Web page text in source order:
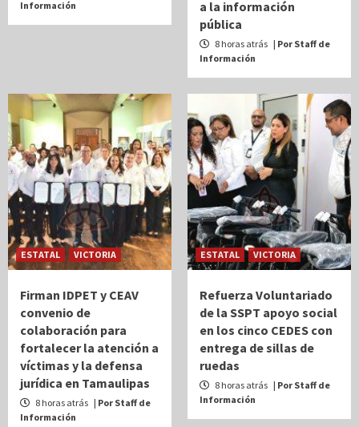
Información
a la información
pública
8 horas atrás | Por Staff de
Información
ESTATAL VICTORIA
Firman IDPET y CEAV
convenio de
colaboración para
fortalecer la atención a
víctimas y la defensa
jurídica en Tamaulipas
8 horas atrás | Por Staff de
Información
ESTATAL VICTORIA
Refuerza Voluntariado
de la SSPT apoyo social
en los cinco CEDES con
entrega de sillas de
ruedas
8 horas atrás | Por Staff de
Información